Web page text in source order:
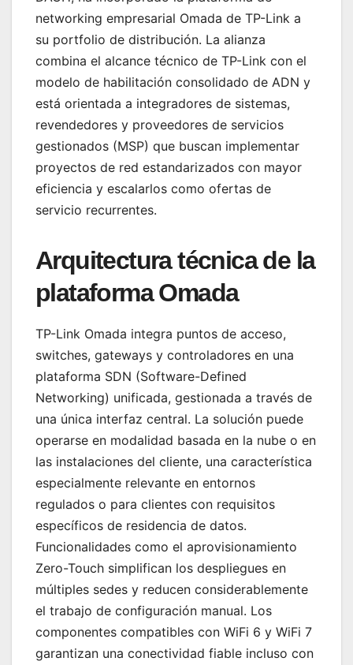
networking empresarial Omada de TP-Link a
su portfolio de distribución. La alianza
combina el alcance técnico de TP-Link con el
modelo de habilitación consolidado de ADN y
está orientada a integradores de sistemas,
revendedores y proveedores de servicios
gestionados (MSP) que buscan implementar
proyectos de red estandarizados con mayor
eficiencia y escalarlos como ofertas de
servicio recurrentes.
Arquitectura técnica de la
plataforma Omada
TP-Link Omada integra puntos de acceso,
switches, gateways y controladores en una
plataforma SDN (Software-Defined
Networking) unificada, gestionada a través de
una única interfaz central. La solución puede
operarse en modalidad basada en la nube o en
las instalaciones del cliente, una característica
especialmente relevante en entornos
regulados o para clientes con requisitos
específicos de residencia de datos.
Funcionalidades como el aprovisionamiento
Zero-Touch simplifican los despliegues en
múltiples sedes y reducen considerablemente
el trabajo de configuración manual. Los
componentes compatibles con WiFi 6 y WiFi 7
garantizan una conectividad fiable incluso con